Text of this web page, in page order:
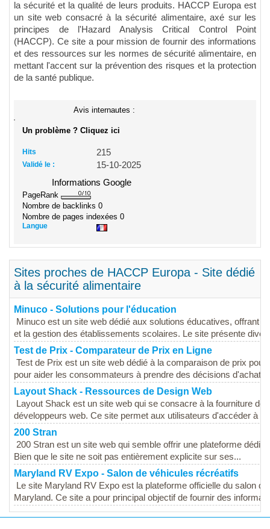
la sécurité et la qualité de leurs produits. HACCP Europa est
un site web consacré à la sécurité alimentaire, axé sur les
principes de l'Hazard Analysis Critical Control Point
(HACCP). Ce site a pour mission de fournir des informations
et des ressources sur les normes de sécurité alimentaire, en
mettant l'accent sur la prévention des risques et la protection
de la santé publique.
Avis internautes :
Un problème ? Cliquez ici
Hits 215
Validé le :
15-10-2025
Informations Google
PageRank
Nombre de backlinks 0
Nombre de pages indexées 0
Langue
Sites proches de HACCP Europa - Site dédié
à la sécurité alimentaire
Minuco - Solutions pour l'éducation
Minuco est un site web dédié aux solutions éducatives, offrant
et la gestion des établissements scolaires. Le site présente
Test de Prix - Comparateur de Prix en Ligne
Test de Prix est un site web dédié à la comparaison de prix
pour aider les consommateurs à prendre des décisions d'achat
Layout Shack - Ressources de Design Web
Layout Shack est un site web qui se consacre à la fourniture
développeurs web. Ce site permet aux utilisateurs d'accéder à
200 Stran
200 Stran est un site web qui semble offrir une plateforme
Bien que le site ne soit pas entièrement explicite sur ses...
Maryland RV Expo - Salon de véhicules récréatifs
Le site Maryland RV Expo est la plateforme officielle du salon
Maryland. Ce site a pour principal objectif de fournir des